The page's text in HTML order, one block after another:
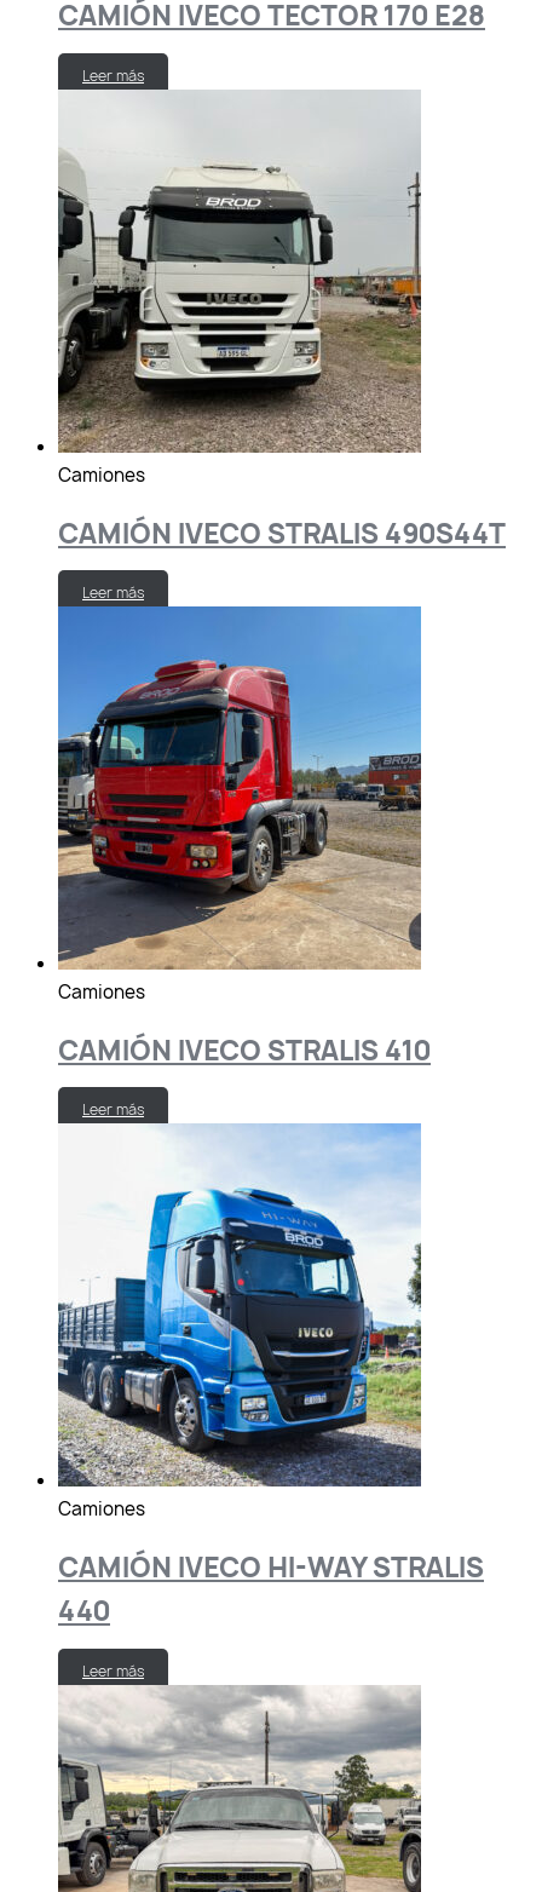
CAMIÓN IVECO TECTOR 170 E28
Leer más
Camiones
CAMIÓN IVECO STRALIS 490S44T
Leer más
Camiones
CAMIÓN IVECO STRALIS 410
Leer más
Camiones
CAMIÓN IVECO HI-WAY STRALIS
440
Leer más